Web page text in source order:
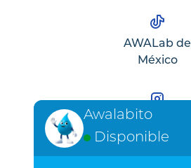
AWALab de
México
AWALab de
México
Awalabito
Disponible